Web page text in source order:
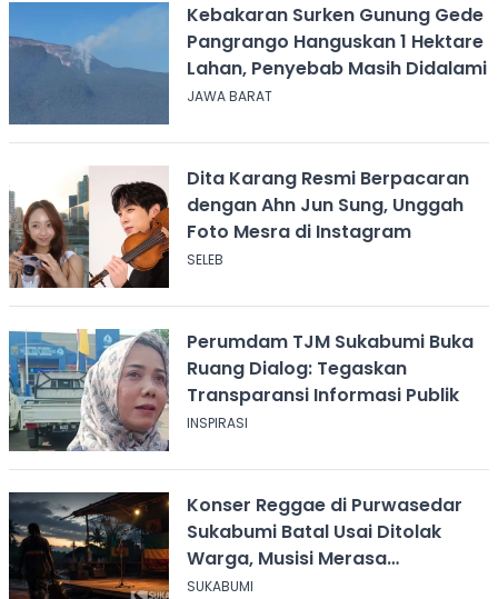
Kebakaran Surken Gunung Gede
Pangrango Hanguskan 1 Hektare
Lahan, Penyebab Masih Didalami
JAWA BARAT
Dita Karang Resmi Berpacaran
dengan Ahn Jun Sung, Unggah
Foto Mesra di Instagram
SELEB
Perumdam TJM Sukabumi Buka
Ruang Dialog: Tegaskan
Transparansi Informasi Publik
INSPIRASI
Konser Reggae di Purwasedar
Sukabumi Batal Usai Ditolak
Warga, Musisi Merasa
Didiskreditkan
SUKABUMI